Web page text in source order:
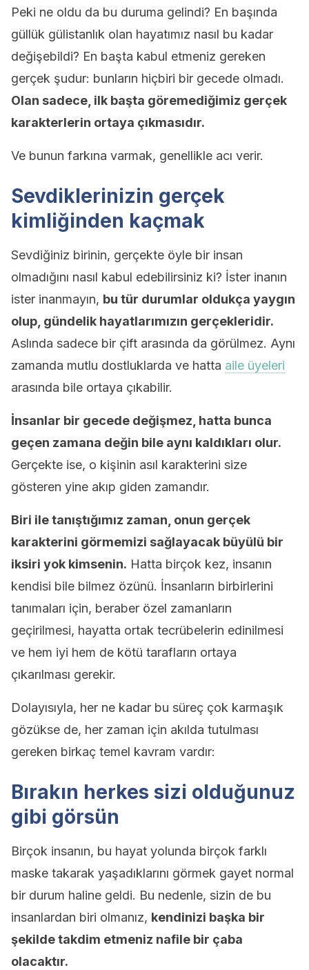
Peki ne oldu da bu duruma gelindi? En başında
güllük gülistanlık olan hayatımız nasıl bu kadar
değişebildi? En başta kabul etmeniz gereken
gerçek şudur: bunların hiçbiri bir gecede olmadı.
Olan sadece, ilk başta göremediğimiz gerçek
karakterlerin ortaya çıkmasıdır.
Ve bunun farkına varmak, genellikle acı verir.
Sevdiklerinizin gerçek
kimliğinden kaçmak
Sevdiğiniz birinin, gerçekte öyle bir insan
olmadığını nasıl kabul edebilirsiniz ki? İster inanın
ister inanmayın, bu tür durumlar oldukça yaygın
olup, gündelik hayatlarımızın gerçekleridir.
Aslında sadece bir çift arasında da görülmez. Aynı
zamanda mutlu dostluklarda ve hatta aile üyeleri
arasında bile ortaya çıkabilir.
İnsanlar bir gecede değişmez, hatta bunca
geçen zamana değin bile aynı kaldıkları olur.
Gerçekte ise, o kişinin asıl karakterini size
gösteren yine akıp giden zamandır.
Biri ile tanıştığımız zaman, onun gerçek
karakterini görmemizi sağlayacak büyülü bir
iksiri yok kimsenin. Hatta birçok kez, insanın
kendisi bile bilmez özünü. İnsanların birbirlerini
tanımaları için, beraber özel zamanların
geçirilmesi, hayatta ortak tecrübelerin edinilmesi
ve hem iyi hem de kötü tarafların ortaya
çıkarılması gerekir.
Dolayısıyla, her ne kadar bu süreç çok karmaşık
gözükse de, her zaman için akılda tutulması
gereken birkaç temel kavram vardır:
Bırakın herkes sizi olduğunuz
gibi görsün
Birçok insanın, bu hayat yolunda birçok farklı
maske takarak yaşadıklarını görmek gayet normal
bir durum haline geldi. Bu nedenle, sizin de bu
insanlardan biri olmanız, kendinizi başka bir
şekilde takdim etmeniz nafile bir çaba
olacaktır.